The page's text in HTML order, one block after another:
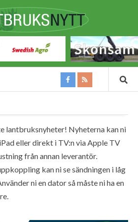
lantbruksnyheter! Nyheterna kan ni
eller direkt i TV:n via Apple TV
från annan leverantör.
kan ni se sändningen i låg
ni en dator så måste ni ha en